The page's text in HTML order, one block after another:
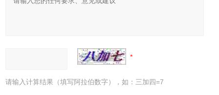
请输入计算结果（填写阿拉伯数字），如：三加四=7